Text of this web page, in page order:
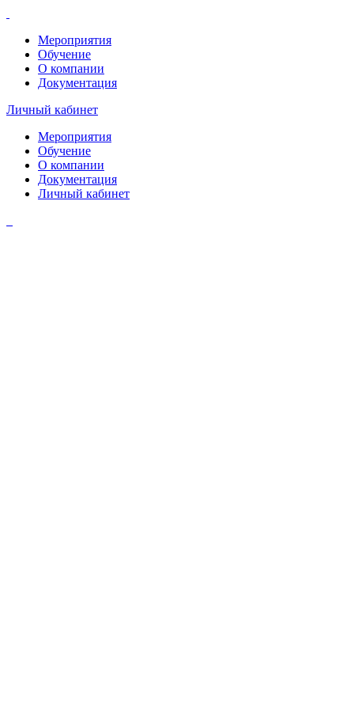
Мероприятия
Обучение
О компании
Документация
Личный кабинет
Мероприятия
Обучение
О компании
Документация
Личный кабинет